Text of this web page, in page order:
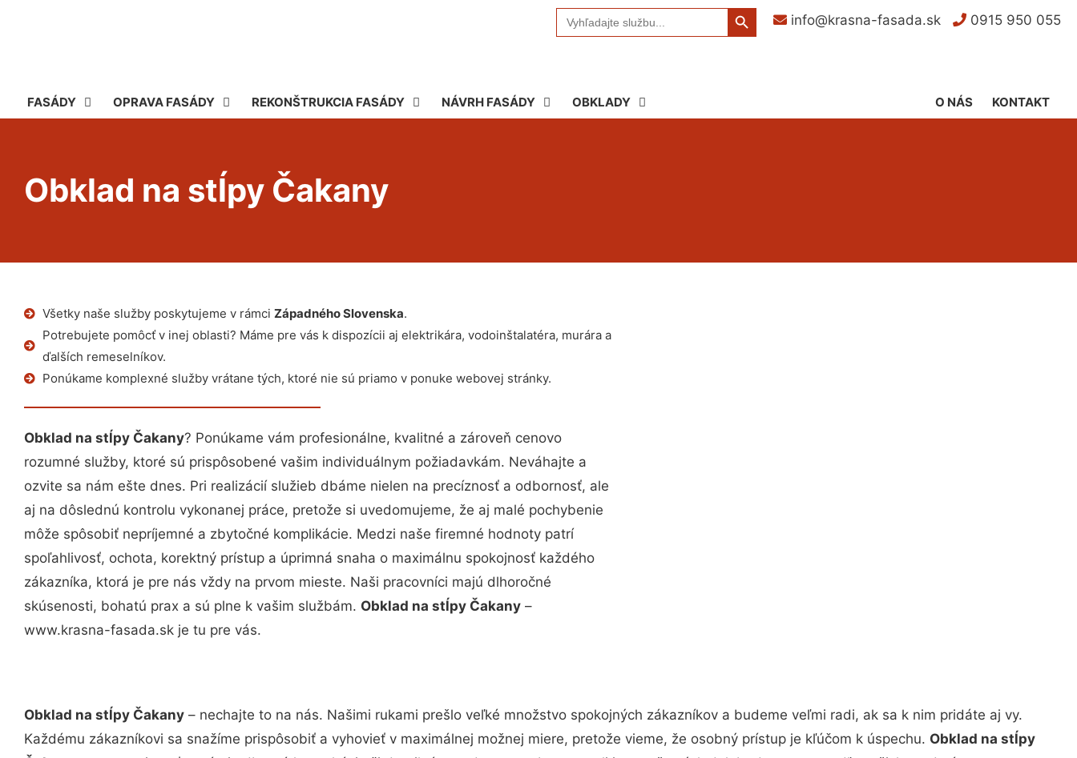
Search
for:
Search Button
info@krasna-fasada.sk
0915 950 055
FASÁDY OPRAVA FASÁDY REKONŠTRUKCIA FASÁDY NÁVRH FASÁDY OBKLADY KONTAKT
O NÁS
Obklad na stĺpy Čakany
Všetky naše služby poskytujeme v rámci Západného Slovenska.
Potrebujete pomôcť v inej oblasti? Máme pre vás k dispozícii aj elektrikára, vodoinštalatéra, murára a
ďalších remeselníkov.
Ponúkame komplexné služby vrátane tých, ktoré nie sú priamo v ponuke webovej stránky.
Obklad na stĺpy Čakany? Ponúkame vám profesionálne, kvalitné a zároveň cenovo
rozumné služby, ktoré sú prispôsobené vašim individuálnym požiadavkám. Neváhajte a
ozvite sa nám ešte dnes. Pri realizácií služieb dbáme nielen na precíznosť a odbornosť, ale
aj na dôslednú kontrolu vykonanej práce, pretože si uvedomujeme, že aj malé pochybenie
môže spôsobiť nepríjemné a zbytočné komplikácie. Medzi naše firemné hodnoty patrí
spoľahlivosť, ochota, korektný prístup a úprimná snaha o maximálnu spokojnosť každého
zákazníka, ktorá je pre nás vždy na prvom mieste. Naši pracovníci majú dlhoročné
skúsenosti, bohatú prax a sú plne k vašim službám. Obklad na stĺpy Čakany –
www.krasna-fasada.sk je tu pre vás.
Obklad na stĺpy Čakany – nechajte to na nás. Našimi rukami prešlo veľké množstvo spokojných zákazníkov a budeme veľmi radi, ak sa k nim pridáte aj vy.
Každému zákazníkovi sa snažíme prispôsobiť a vyhovieť v maximálnej možnej miere, pretože vieme, že osobný prístup je kľúčom k úspechu. Obklad na stĺpy